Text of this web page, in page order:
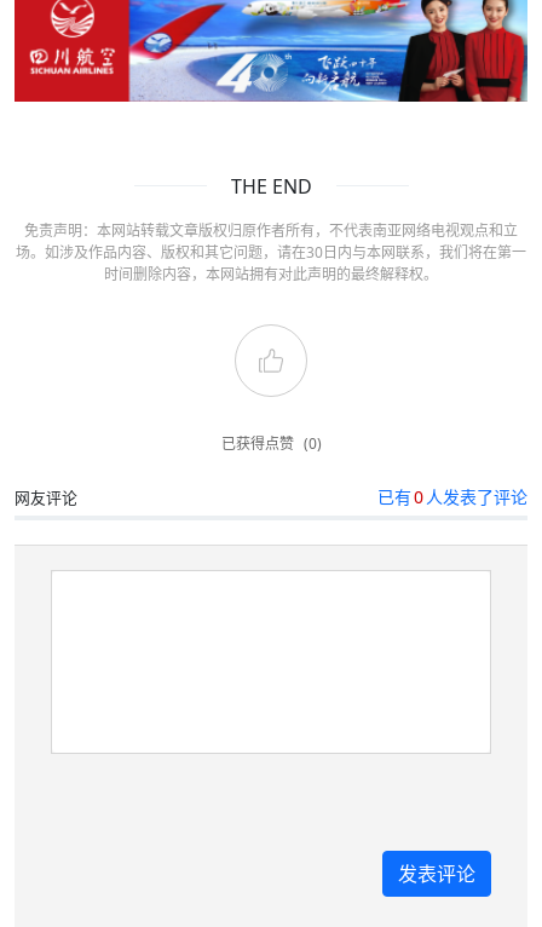
THE END
免责声明：本网站转载文章版权归原作者所有，不代表南亚网络电视观点和立
场。如涉及作品内容、版权和其它问题，请在30日内与本网联系，我们将在第一
时间删除内容，本网站拥有对此声明的最终解释权。
已获得点赞 (0)
网友评论 已有0 人发表了评论